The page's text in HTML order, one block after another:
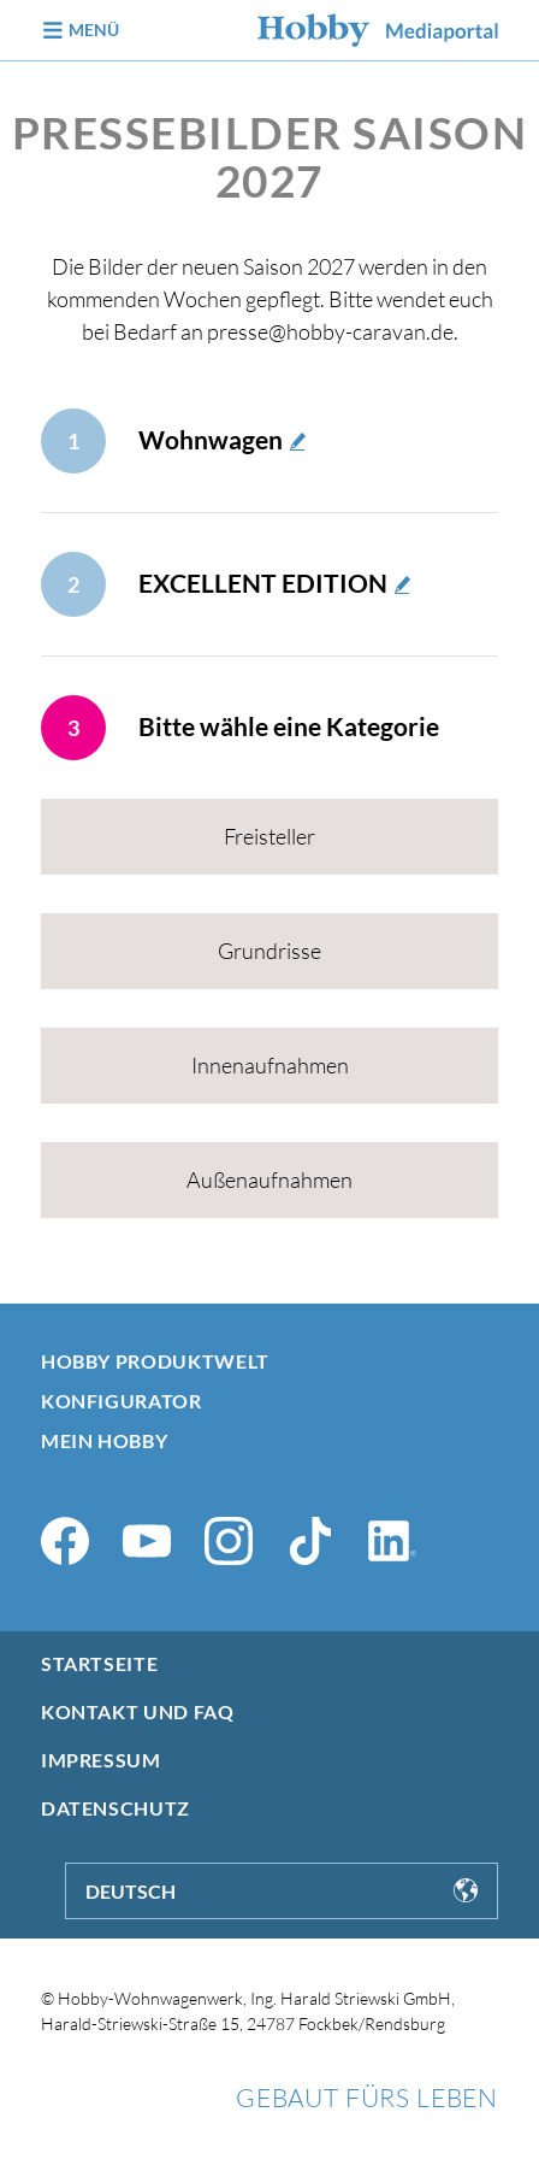
MENÜ
PRESSEBILDER SAISON
2027
Die Bilder der neuen Saison 2027 werden in den
kommenden Wochen gepflegt. Bitte wendet euch
bei Bedarf an presse@hobby-caravan.de.
1 Wohnwagen
2 EXCELLENT EDITION
3 Bitte wähle eine Kategorie
Freisteller
Grundrisse
Innenaufnahmen
Außenaufnahmen
HOBBY PRODUKTWELT
KONFIGURATOR
MEIN HOBBY
STARTSEITE
KONTAKT UND FAQ
IMPRESSUM
DATENSCHUTZ
DEUTSCH
© Hobby-Wohnwagenwerk, Ing. Harald Striewski GmbH,
Harald-Striewski-Straße 15, 24787 Fockbek/Rendsburg
GEBAUT FÜRS LEBEN